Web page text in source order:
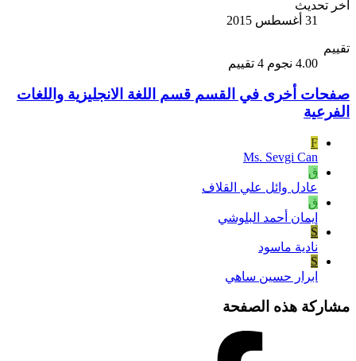
آخر تحديث
31 أغسطس 2015
تقييم
4.00 نجوم
4 تقييم
صفحات أخرى في القسم قسم اللغة الانجليزية واللغات
الفرعية
F
Ms. Sevgi Can
ق
عادل وائل علي القلاف
ق
إيمان أحمد البلوشي
S
نادية ماسود
S
ابرار حسين ساهي
مشاركة هذه الصفحة